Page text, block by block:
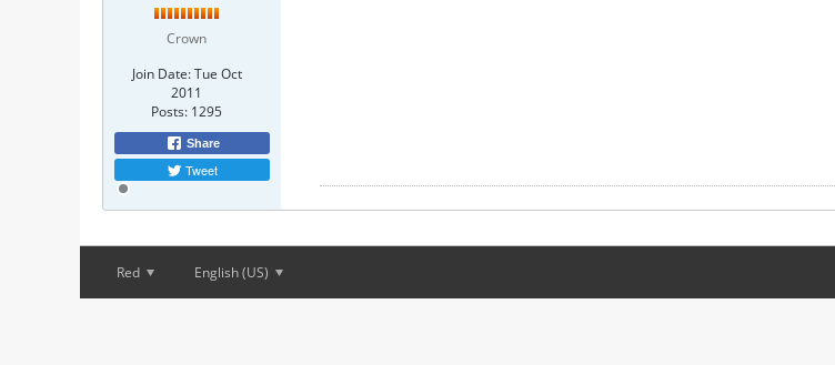
Crown
Join Date: Tue Oct
2011
Posts: 1295
Share
Tweet
Red English (US)